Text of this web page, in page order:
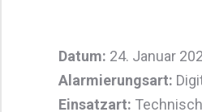
Datum: 24. Januar
Alarmierungsart:
Einsatzart: